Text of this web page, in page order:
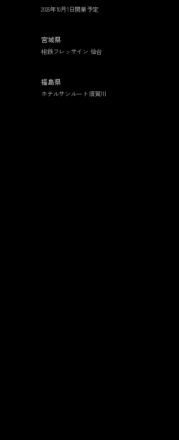
2026年10月1日開業予定
宮城県
相鉄フレッサイン 仙台
福島県
ホテルサンルート須賀川